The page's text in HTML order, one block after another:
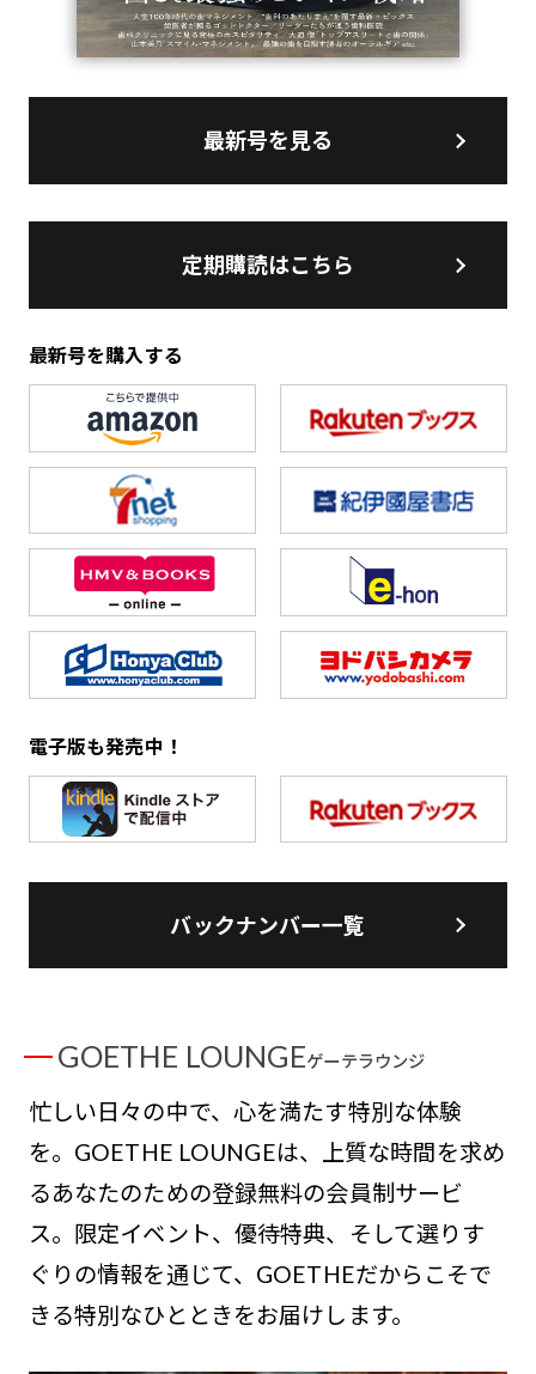
最新号を見る
定期購読はこちら
最新号を購入する
電子版も発売中！
バックナンバー一覧
GOETHE LOUNGEゲーテラウンジ
忙しい日々の中で、心を満たす特別な体験
を。GOETHE LOUNGEは、上質な時間を求め
るあなたのための登録無料の会員制サービ
ス。限定イベント、優待特典、そして選りす
ぐりの情報を通じて、GOETHEだからこそで
きる特別なひとときをお届けします。